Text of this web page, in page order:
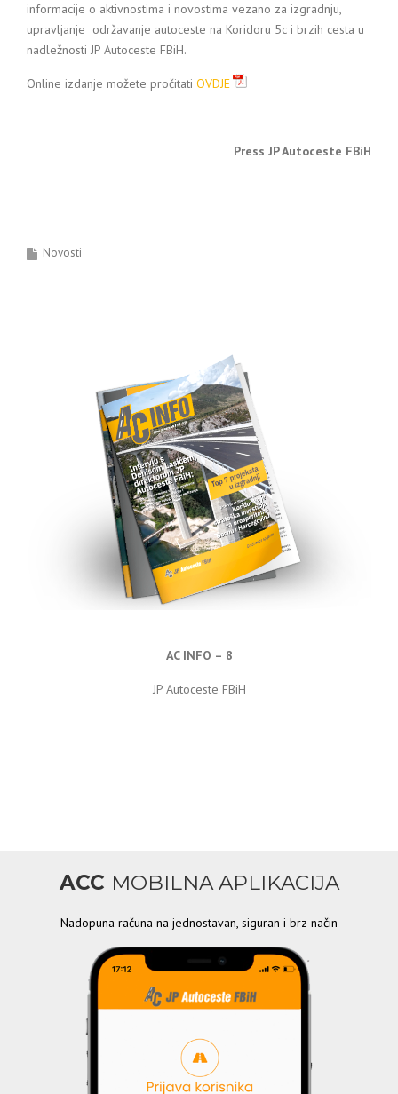
informacije o aktivnostima i novostima vezano za izgradnju,
upravljanje održavanje autoceste na Koridoru 5c i brzih cesta u
nadležnosti JP Autoceste FBiH.
Online izdanje možete pročitati OVDJE
Press JP Autoceste FBiH
Novosti
AC INFO – 8
JP Autoceste FBiH
ACC MOBILNA APLIKACIJA
Nadopuna računa na jednostavan, siguran i brz način